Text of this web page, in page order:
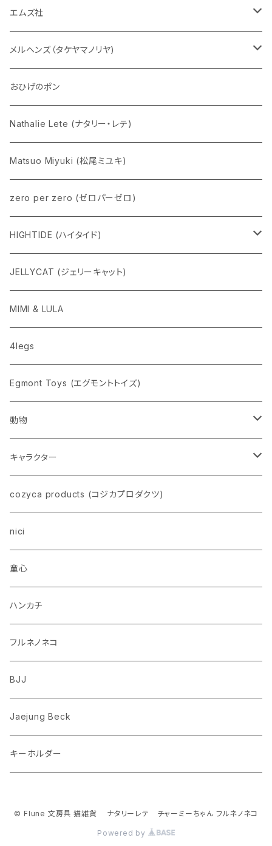
チャーミーちゃん
五型動物
Eddie パンダ
エムズ社
デコちゃん
クマちゃん
メルヘンズ（タケヤマノリヤ)
ケロペチーノ
おひげのポン
Nathalie Lete (ナタリー・レテ)
Matsuo Miyuki (松尾ミユキ)
zero per zero (ゼロパーゼロ)
HIGHTIDE (ハイタイド)
ニューレトロ
penco
nahe
pppppins（ピーーーーンズ）
JELLYCAT (ジェリーキャット)
MIMI & LULA
4legs
Egmont Toys (エグモントトイズ)
動物
ネコ
イヌ
トイプードル
柴犬
ポメラニアン
コーギー
ウザギ
パンダ
リス
クマ
ゾウ
トリ
キャラクター
スヌーピー
モンチッチ
ムーミン
ちいかわ
ミッフィー
Richard Scarry (リチャード・スキャリー)
おぱんちゅうさぎ/んぽちゃむ
cozyca products (コジカプロダクツ)
nici
童心
ハンカチ
フルネノネコ
BJJ
Jaejung Beck
キーホルダー
© Flune 文房具 猫雑貨 ナタリーレテ チャーミーちゃん フルネノネコ
Powered by